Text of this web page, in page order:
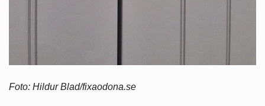
Foto: Hildur Blad/fixaodona.se